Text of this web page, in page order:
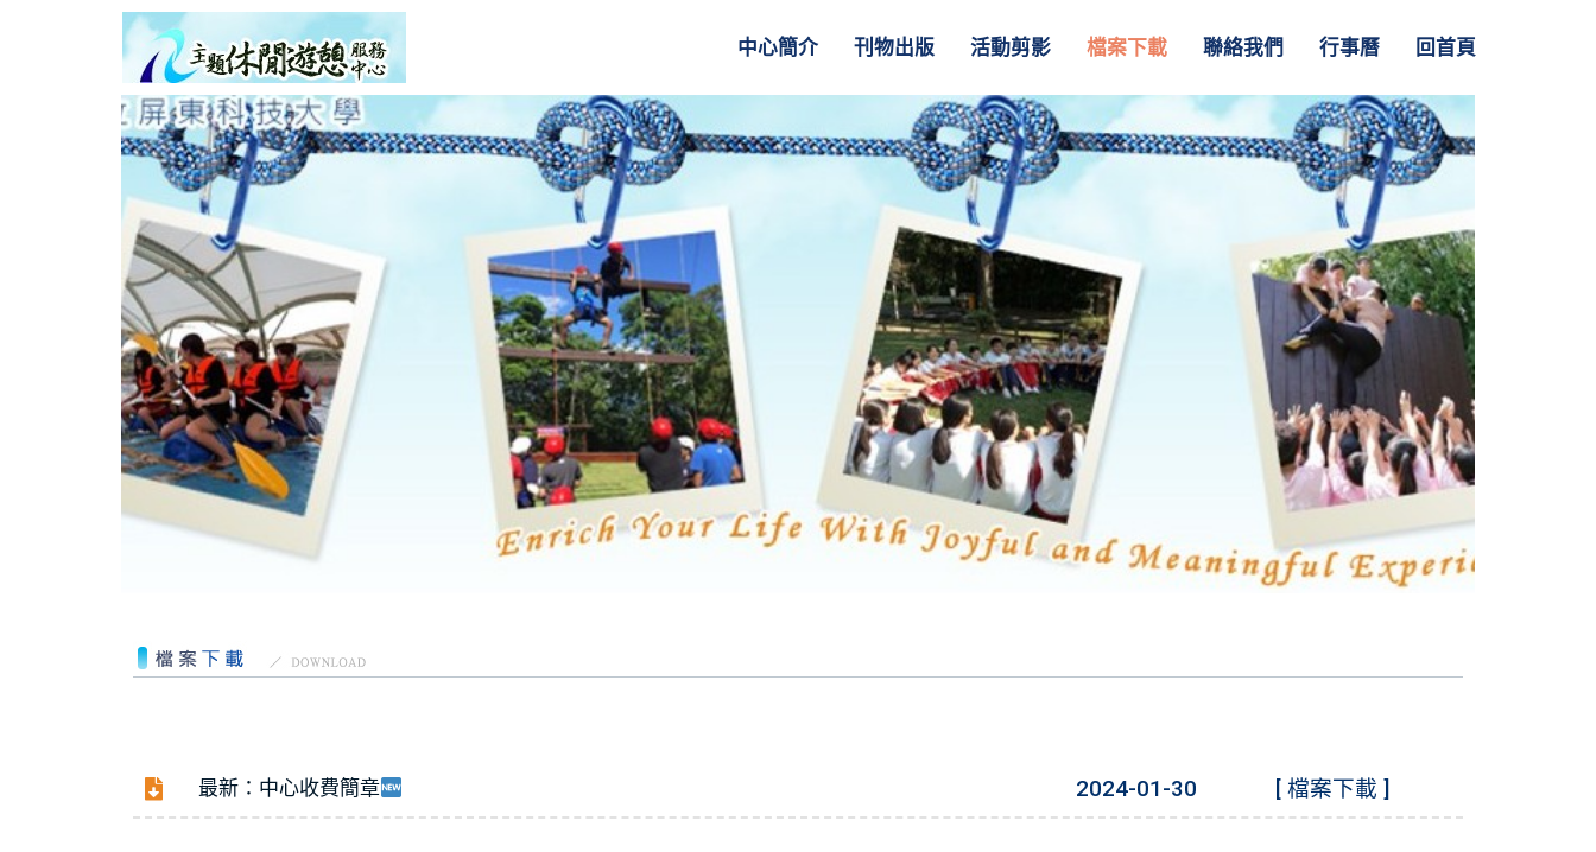
中心簡介 刊物出版 活動剪影 檔案下載 聯絡我們 行事曆 回首頁
最新：中心收費簡章 2024-01-30 [ 檔案下載 ]